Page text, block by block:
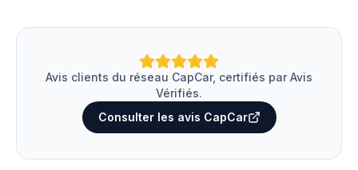
Avis clients du réseau CapCar, certifiés par Avis
Vérifiés.
Consulter les avis CapCar